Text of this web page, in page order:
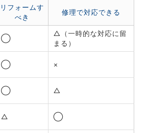
リフォームす
べき
修理で対応できる
◯
△（一時的な対応に留
まる）
◯ ×
◯ △
△ ◯